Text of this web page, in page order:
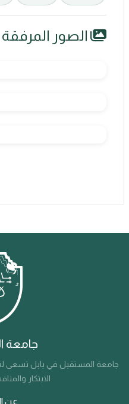
الصور المرفقة
جامعة
جامعة المستقبل في بابل تسعى
الابتكار
عن